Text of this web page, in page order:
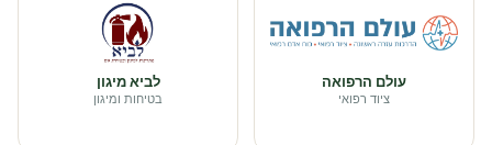
עולם הרפואה
ציוד רפואי
לביא מיגון
בטיחות ומיגון